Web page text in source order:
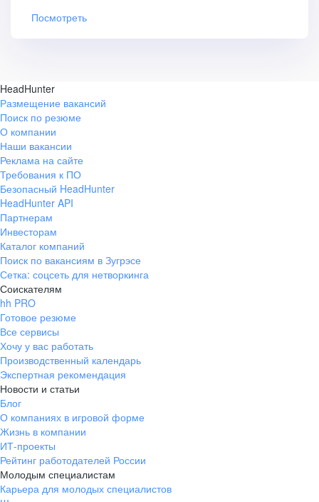
Посмотреть
HeadHunter
Размещение вакансий
Поиск по резюме
О компании
Наши вакансии
Реклама на сайте
Требования к ПО
Безопасный HeadHunter
HeadHunter API
Партнерам
Инвесторам
Каталог компаний
Поиск по вакансиям в Зугрэсе
Сетка: соцсеть для нетворкинга
Соискателям
hh PRO
Готовое резюме
Все сервисы
Хочу у вас работать
Производственный календарь
Экспертная рекомендация
Новости и статьи
Блог
О компаниях в игровой форме
Жизнь в компании
ИТ-проекты
Рейтинг работодателей России
Молодым специалистам
Карьера для молодых специалистов